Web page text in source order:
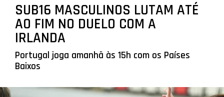
SUB16 MASCULINOS LUTAM ATÉ
AO FIM NO DUELO COM A
IRLANDA
Portugal joga amanhã às 15h com os Países
Baixos